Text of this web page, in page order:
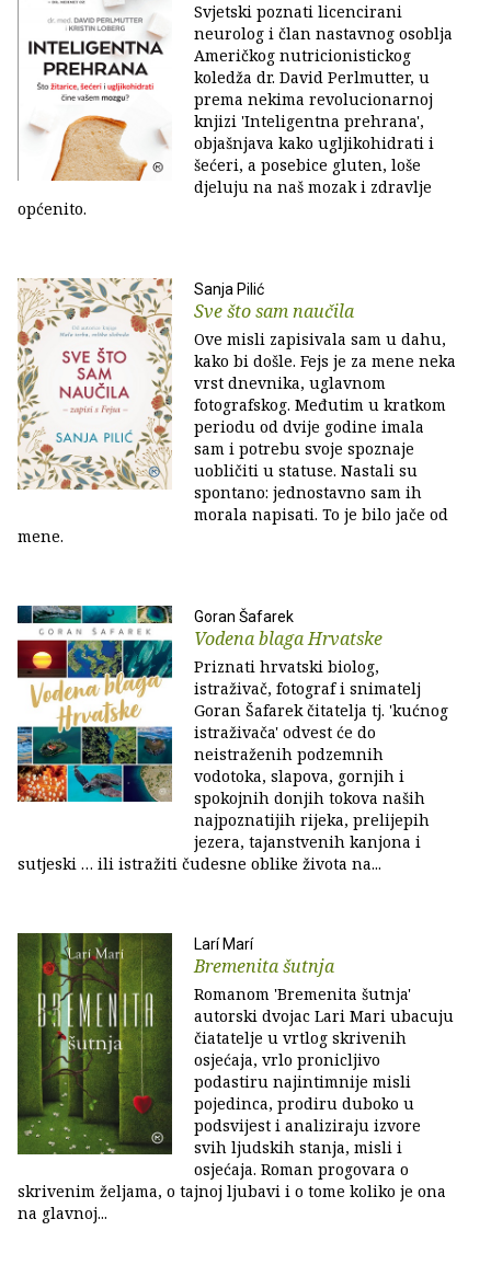
Svjetski poznati licencirani
neurolog i član nastavnog osoblja
Američkog nutricionistickog
koledža dr. David Perlmutter, u
prema nekima revolucionarnoj
knjizi 'Inteligentna prehrana',
objašnjava kako ugljikohidrati i
šećeri, a posebice gluten, loše
djeluju na naš mozak i zdravlje
općenito.
Sanja Pilić
Sve što sam naučila
Ove misli zapisivala sam u dahu,
kako bi došle. Fejs je za mene neka
vrst dnevnika, uglavnom
fotografskog. Međutim u kratkom
periodu od dvije godine imala
sam i potrebu svoje spoznaje
uobličiti u statuse. Nastali su
spontano: jednostavno sam ih
morala napisati. To je bilo jače od
mene.
Goran Šafarek
Vodena blaga Hrvatske
Priznati hrvatski biolog,
istraživač, fotograf i snimatelj
Goran Šafarek čitatelja tj. 'kućnog
istraživača' odvest će do
neistraženih podzemnih
vodotoka, slapova, gornjih i
spokojnih donjih tokova naših
najpoznatijih rijeka, prelijepih
jezera, tajanstvenih kanjona i
sutjeski … ili istražiti čudesne oblike života na...
Larí Marí
Bremenita šutnja
Romanom 'Bremenita šutnja'
autorski dvojac Lari Mari ubacuju
čiatatelje u vrtlog skrivenih
osjećaja, vrlo pronicljivo
podastiru najintimnije misli
pojedinca, prodiru duboko u
podsvijest i analiziraju izvore
svih ljudskih stanja, misli i
osjećaja. Roman progovara o
skrivenim željama, o tajnoj ljubavi i o tome koliko je ona
na glavnoj...